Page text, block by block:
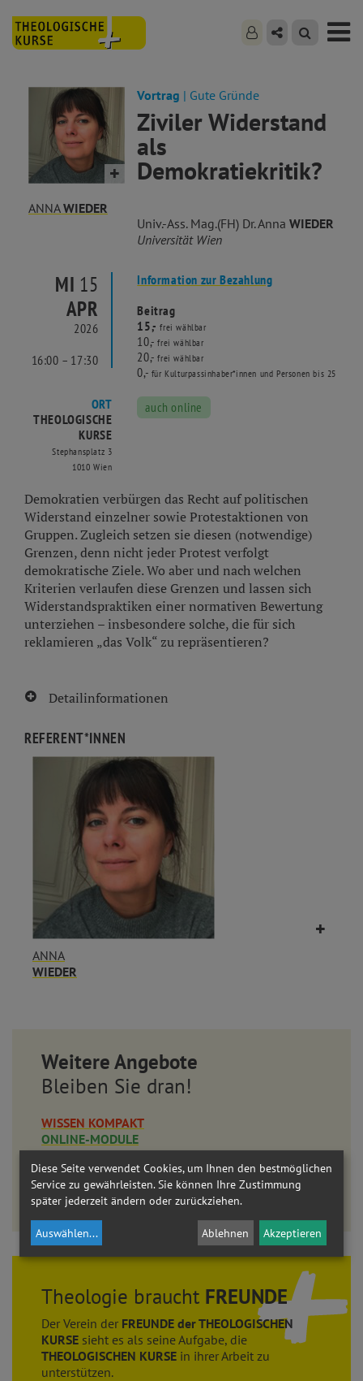
ANNAWIEDER
Vortrag | Gute Gründe
Ziviler Widerstand
als
Demokratiekritik?
Univ.-Ass. Mag.(FH) Dr. AnnaWIEDER
Universität Wien
MI 15
APR
2026
16:00 – 17:30
Information zur Bezahlung
Beitrag
15,- frei wählbar
10,-frei wählbar
20,-frei wählbar
0,- für Kulturpassinhaber*innen und Personen bis 25
ORT
THEOLOGISCHE
KURSE
Stephansplatz 3
1010 Wien
auch online
Demokratien verbürgen das Recht auf politischen
Widerstand einzelner sowie Protestaktionen von
Gruppen. Zugleich setzen sie diesen (notwendige)
Grenzen, denn nicht jeder Protest verfolgt
demokratische Ziele. Wo aber und nach welchen
Kriterien verlaufen diese Grenzen und lassen sich
Widerstandspraktiken einer normativen Bewertung
unterziehen – insbesondere solche, die für sich
reklamieren „das Volk“ zu repräsentieren?
Detailinformationen
REFERENT*INNEN
ANNA
WIEDER
Weitere Angebote
Bleiben Sie dran!
WISSEN KOMPAKT
ONLINE-MODULE
AKADEMIE AM DOM
LEHRGANG THEOLOGIE
Eine umfassende Auseinandersetzung mit dem christlichen Glauben.
Theologie braucht FREUNDE
Der Verein der FREUNDE der THEOLOGISCHEN
KURSE sieht es als seine Aufgabe, die
THEOLOGISCHEN KURSE in ihrer Arbeit zu
unterstützen.
Diese Seite verwendet Cookies, um Ihnen den bestmöglichen
Service zu gewährleisten. Sie können Ihre Zustimmung
später jederzeit ändern oder zurückziehen.
Auswählen... Ablehnen Akzeptieren